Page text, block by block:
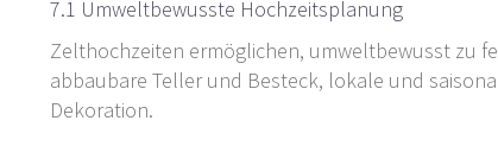
7.1 Umweltbewusste Hochzeitsplanung
Zelthochzeiten ermöglichen, umweltbewusst zu
abbaubare Teller und Besteck, lokale und
Dekoration.